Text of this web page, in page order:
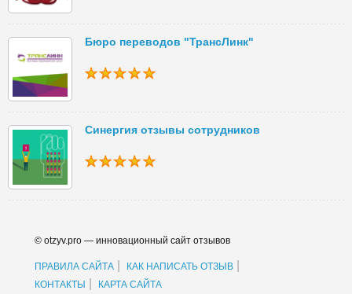
Бюро переводов "ТрансЛинк"
Синергия отзывы сотрудников
© otzyv.pro — инновационный сайт отзывов
ПРАВИЛА САЙТА КАК НАПИСАТЬ ОТЗЫВ
КОНТАКТЫ КАРТА САЙТА